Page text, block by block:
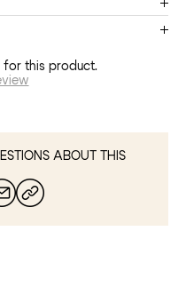
for this product.
ABOUT THIS